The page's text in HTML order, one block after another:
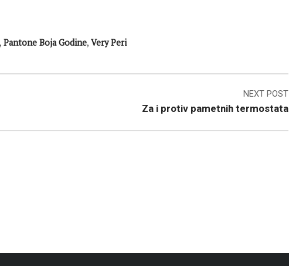
, Pantone Boja Godine, Very Peri
NEXT POST
Za i protiv pametnih termostata